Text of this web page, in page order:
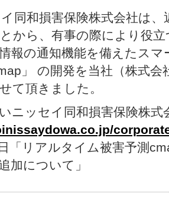
同和損害保険株式会社は、
から、有事の際により役
報の通知機能を備えたス
」 の開発を当社（株式
て頂きました。
ニッセイ同和損害保険株
「リアルタイム被害予測
加について」